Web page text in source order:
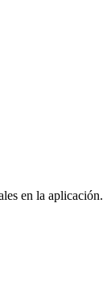
en la aplicación.